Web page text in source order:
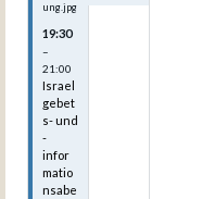
ung.jpg
19:30
–
21:00
Israel
gebet
s- und
-
infor
matio
nsabe